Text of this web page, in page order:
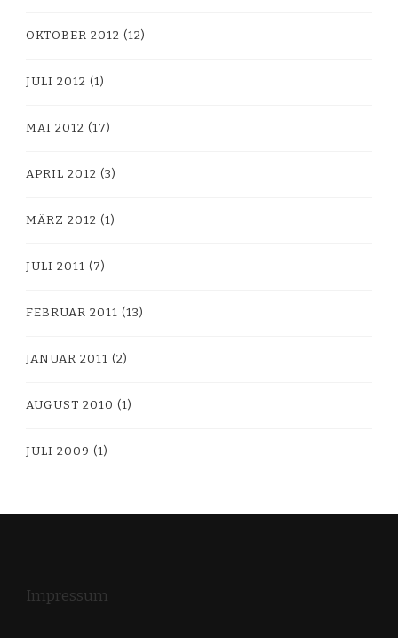
OKTOBER 2012 (12)
JULI 2012 (1)
MAI 2012 (17)
APRIL 2012 (3)
MÄRZ 2012 (1)
JULI 2011 (7)
FEBRUAR 2011 (13)
JANUAR 2011 (2)
AUGUST 2010 (1)
JULI 2009 (1)
Impressum